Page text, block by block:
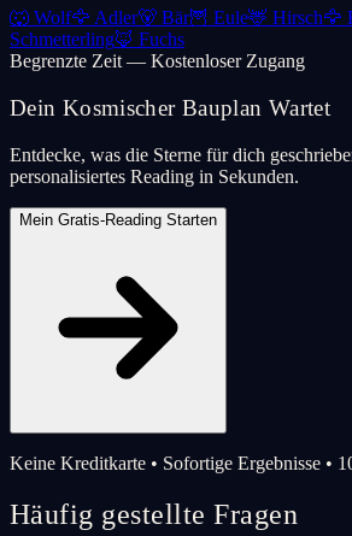
🐺 Wolf🦅 Adler🐻 Bär🦉 Eule🦌 Hirsch🦅
Schmetterling🦊 Fuchs
Begrenzte Zeit — Kostenloser Zugang
Dein Kosmischer Bauplan Wartet
Entdecke, was die Sterne für dich
personalisiertes Reading in Sekunden.
Mein Gratis-Reading Starten
Keine Kreditkarte • Sofortige Ergebnisse •
Häufig gestellte Fragen